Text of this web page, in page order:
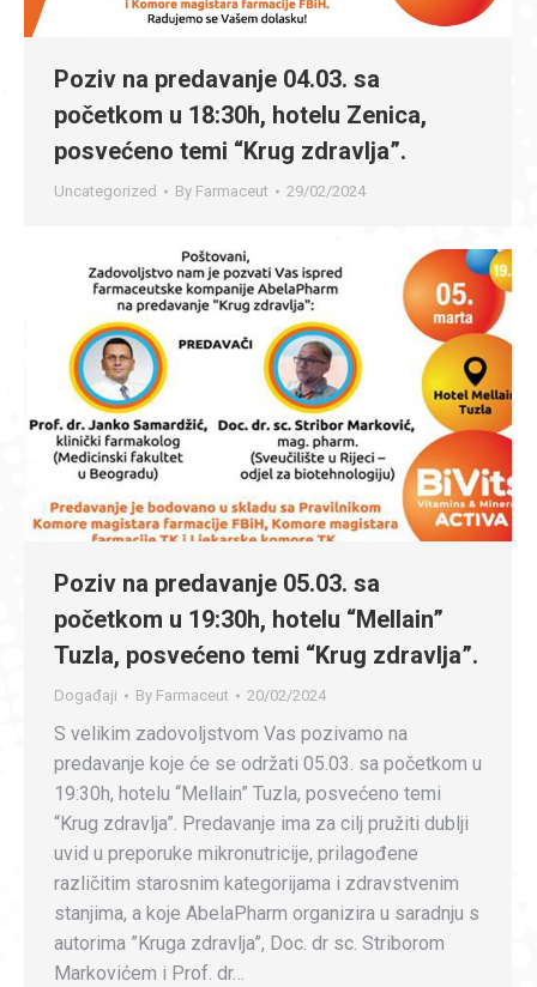
Poziv na predavanje 04.03. sa
početkom u 18:30h, hotelu Zenica,
posvećeno temi “Krug zdravlja”.
Uncategorized By Farmaceut 29/02/2024
Poziv na predavanje 05.03. sa
početkom u 19:30h, hotelu “Mellain”
Tuzla, posvećeno temi “Krug zdravlja”.
Događaji By Farmaceut 20/02/2024
S velikim zadovoljstvom Vas pozivamo na
predavanje koje će se održati 05.03. sa početkom u
19:30h, hotelu “Mellain” Tuzla, posvećeno temi
“Krug zdravlja”. Predavanje ima za cilj pružiti dublji
uvid u preporuke mikronutricije, prilagođene
različitim starosnim kategorijama i zdravstvenim
stanjima, a koje AbelaPharm organizira u saradnju s
autorima ”Kruga zdravlja”, Doc. dr sc. Striborom
Markovićem i Prof. dr…